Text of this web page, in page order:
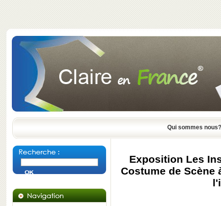
Qui sommes nous?
Exposition Les
Costume de Scène